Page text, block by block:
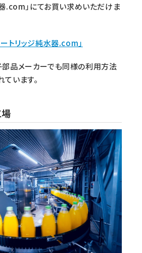
.com」にてお買い求めいただけま
ートリッジ純水器.com」
部品メーカーでも同様の利用方法
います。